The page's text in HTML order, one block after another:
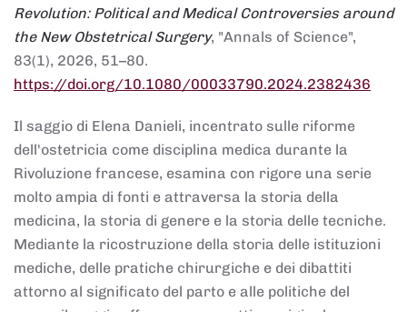
Revolution: Political and Medical Controversies around
the New Obstetrical Surgery, "Annals of Science",
83(1), 2026, 51–80.
https://doi.org/10.1080/00033790.2024.2382436
Il saggio di Elena Danieli, incentrato sulle riforme
dell'ostetricia come disciplina medica durante la
Rivoluzione francese, esamina con rigore una serie
molto ampia di fonti e attraversa la storia della
medicina, la storia di genere e la storia delle tecniche.
Mediante la ricostruzione della storia delle istituzioni
mediche, delle pratiche chirurgiche e dei dibattiti
attorno al significato del parto e alle politiche del